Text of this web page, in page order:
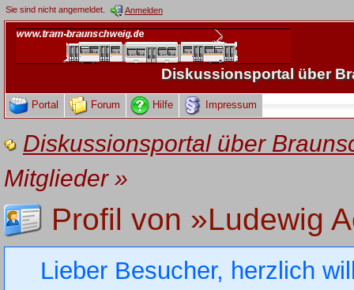
Sie sind nicht angemeldet. Anmelden
Diskussionsportal über
Portal Forum Hilfe Impressum
Diskussionsportal über
Mitglieder»
Profil von »Ludewig
Lieber Besucher, herzlich